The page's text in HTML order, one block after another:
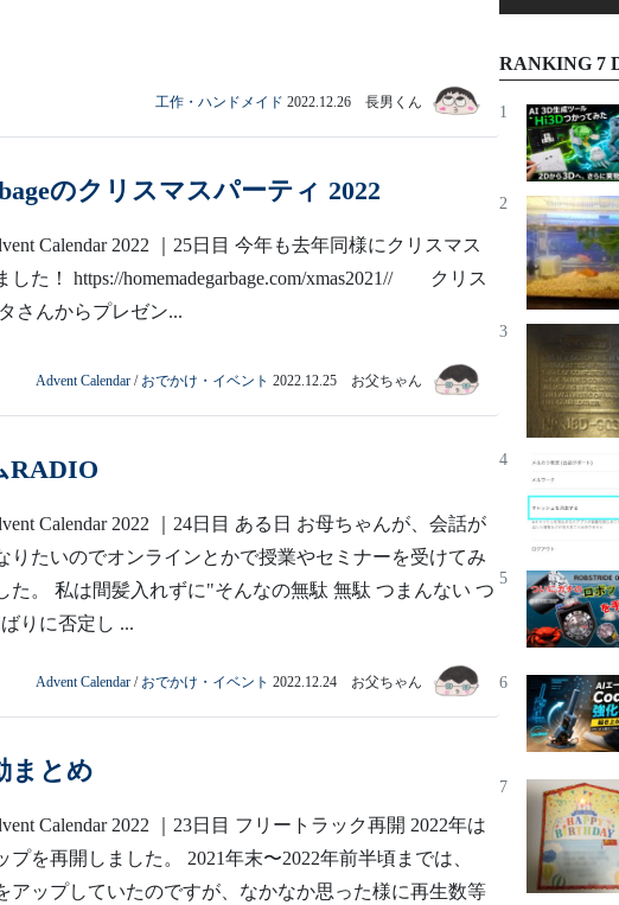
工作・ハンドメイド 2022.12.26 長男くん
のクリスマスパーティ 2022
Calendar 2022 ｜25日目 今年も去年同様にクリスマス
た！ https://homemadegarbage.com/xmas2021// クリス
さんからプレゼン...
Advent Calendar / おでかけ・イベント 2022.12.25 お父ちゃん
RADIO
Calendar 2022 ｜24日目 ある日 お母ちゃんが、会話が
りたいのでオンラインとかで授業やセミナーを受けてみ
た。 私は間髪入れずに"そんなの無駄 無駄 つまんない つ
りに否定し ...
Advent Calendar / おでかけ・イベント 2022.12.24 お父ちゃん
まとめ
Calendar 2022 ｜23日目 フリートラック再開 2022年は
を再開しました。 2021年末〜2022年前半頃までは、
アップしていたのですが、なかなか思った様に再生数等
RANKING 7
1
2
3
4
5
6
7